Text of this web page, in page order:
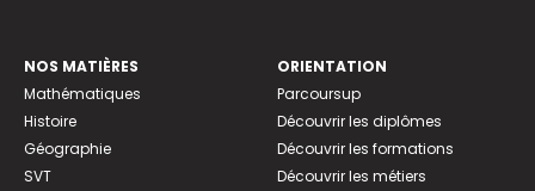
NOS MATIÈRES
Mathématiques
Histoire
Géographie
SVT
ORIENTATION
Parcoursup
Découvrir les diplômes
Découvrir les formations
Découvrir les métiers